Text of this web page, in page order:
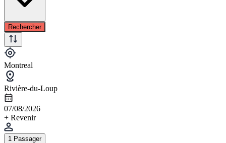
Rechercher
Montreal
Rivière-du-Loup
07/08/2026
+ Revenir
1 Passager